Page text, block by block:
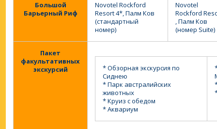
Большой
Барьерный Риф
Novotel Rockford
Resort 4*, Палм Ков
(стандартный
номер)
Novotel
Rockford
, Палм Ков
(номер Suite)
Пакет
факультативных
экскурсий
* Обзорная экскурсия по
Сиднею
* Парк австралийских
животных
* Круиз с обедом
* Аквариум